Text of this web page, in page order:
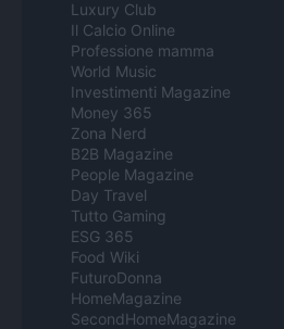
Luxury Club
Il Calcio Online
Professione mamma
World Music
Investimenti Magazine
Money 365
Zona Nerd
B2B Magazine
People Magazine
Day Travel
Tutto Gaming
ESG 365
Food Wiki
FuturoDonna
HomeMagazine
SecondHomeMagazine